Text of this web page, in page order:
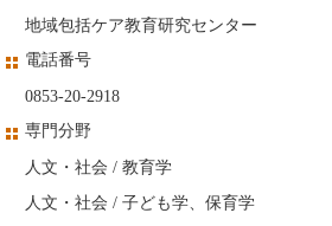
地域包括ケア教育研究センター
電話番号
0853-20-2918
専門分野
人文・社会 / 教育学
人文・社会 / 子ども学、保育学